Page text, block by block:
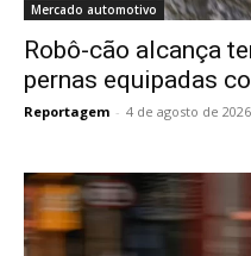
Mercado automotivo
Robô-cão alcança
pernas equipadas
Reportagem - 4 de agosto de 2026